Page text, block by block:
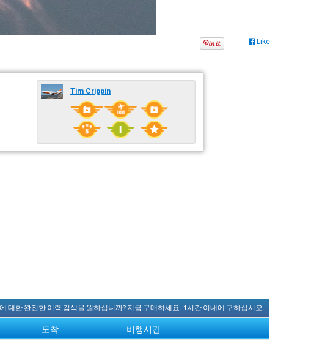
Like
Tim Crippin
대한 완전한 이력 검색을 원하십니까? 지금 구매하세요. 1시간 이내에 구하십시오.
도착 비행시간